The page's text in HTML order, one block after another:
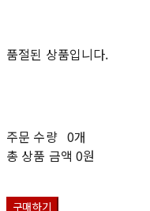
품절된 상품입니다.
주문 수량 0개
총 상품 금액 0원
구매하기